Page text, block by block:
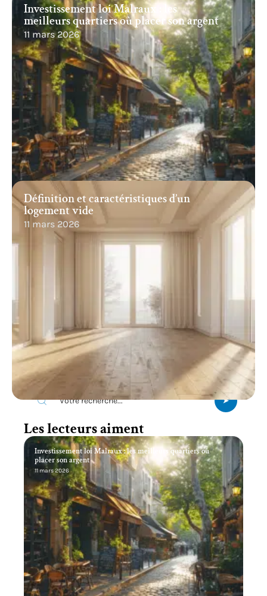
Investissement loi Malraux : les
meilleurs quartiers où placer son argent
11 mars 2026
Définition et caractéristiques d’un
logement vide
11 mars 2026
Recherche
Les lecteurs aiment
Investissement loi Malraux : les meilleurs quartiers où
placer son argent
11 mars 2026